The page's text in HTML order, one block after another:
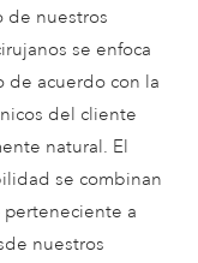
de nuestros
se enfoca
de acuerdo con la
del cliente
natural. El
se combinan
perteneciente a
nuestros